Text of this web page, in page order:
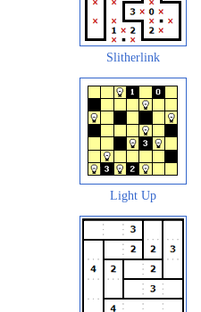
Slitherlink
Light Up